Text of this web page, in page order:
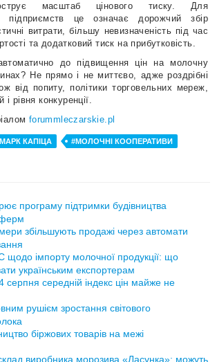
масштаб цінового тиску. Для
підприємств це означає дорожчий збір
витрати, більшу невизначеність під час
та додатковий тиск на прибутковість.
до підвищення цін на молочну
Не прямо і не миттєво, адже роздрібні
від попиту, політики торговельних мереж,
і рівня конкуренції.
forummleczarskie.pl
КАПІЦА
#МОЛОЧНІ КООПЕРАТИВИ
програму підтримки будівництва
збільшують продажі через автомати
щодо імпорту молочної продукції: що
українським експортерам
серпня середній індекс цін майже не
рушієм зростання світового
біржових товарів на межі
виробника морозива «Ласунка»: можуть